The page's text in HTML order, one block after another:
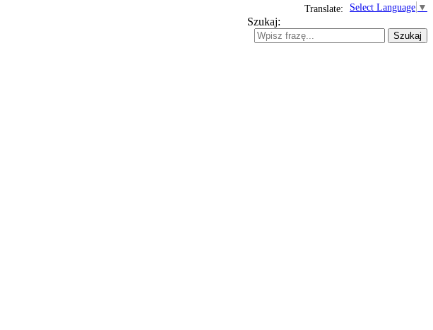
Select Language ▼
Translate:
Szukaj:
Szukaj